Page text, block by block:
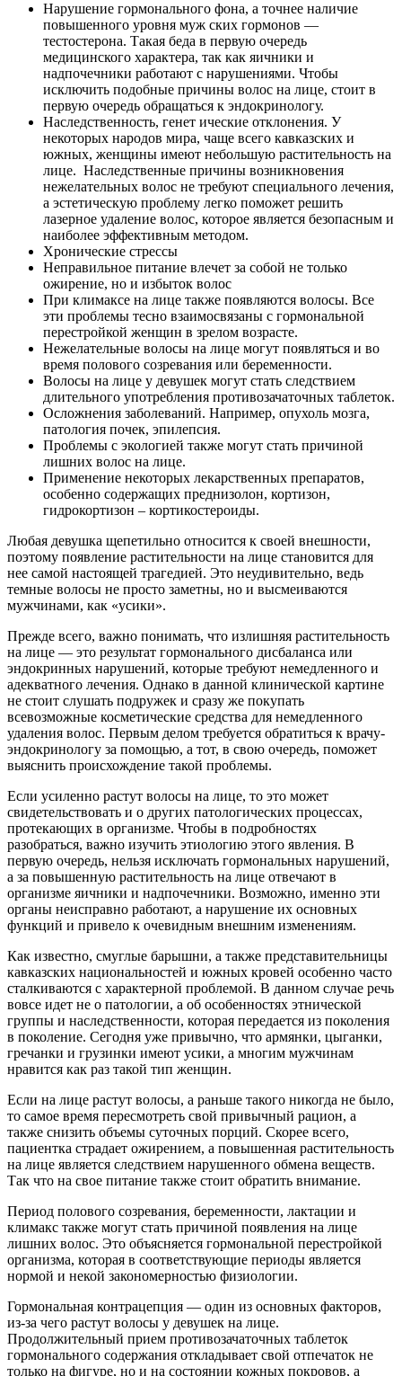
Нарушение гормонального фона, а точнее наличие
повышенного уровня муж ских гормонов —
тестостерона. Такая беда в первую очередь
медицинского характера, так как яичники и
надпочечники работают с нарушениями. Чтобы
исключить подобные причины волос на лице, стоит в
первую очередь обращаться к эндокринологу.
Наследственность, генет ические отклонения. У
некоторых народов мира, чаще всего кавказских и
южных, женщины имеют небольшую растительность на
лице. Наследственные причины возникновения
нежелательных волос не требуют специального лечения,
а эстетическую проблему легко поможет решить
лазерное удаление волос, которое является безопасным и
наиболее эффективным методом.
Хронические стрессы
Неправильное питание влечет за собой не только
ожирение, но и избыток волос
При климаксе на лице также появляются волосы. Все
эти проблемы тесно взаимосвязаны с гормональной
перестройкой женщин в зрелом возрасте.
Нежелательные волосы на лице могут появляться и во
время полового созревания или беременности.
Волосы на лице у девушек могут стать следствием
длительного употребления противозачаточных таблеток.
Осложнения заболеваний. Например, опухоль мозга,
патология почек, эпилепсия.
Проблемы с экологией также могут стать причиной
лишних волос на лице.
Применение некоторых лекарственных препаратов,
особенно содержащих преднизолон, кортизон,
гидрокортизон – кортикостероиды.
Любая девушка щепетильно относится к своей внешности,
поэтому появление растительности на лице становится для
нее самой настоящей трагедией. Это неудивительно, ведь
темные волосы не просто заметны, но и высмеиваются
мужчинами, как «усики».
Прежде всего, важно понимать, что излишняя растительность
на лице — это результат гормонального дисбаланса или
эндокринных нарушений, которые требуют немедленного и
адекватного лечения. Однако в данной клинической картине
не стоит слушать подружек и сразу же покупать
всевозможные косметические средства для немедленного
удаления волос. Первым делом требуется обратиться к врачу-
эндокринологу за помощью, а тот, в свою очередь, поможет
выяснить происхождение такой проблемы.
Если усиленно растут волосы на лице, то это может
свидетельствовать и о других патологических процессах,
протекающих в организме. Чтобы в подробностях
разобраться, важно изучить этиологию этого явления. В
первую очередь, нельзя исключать гормональных нарушений,
а за повышенную растительность на лице отвечают в
организме яичники и надпочечники. Возможно, именно эти
органы неисправно работают, а нарушение их основных
функций и привело к очевидным внешним изменениям.
Как известно, смуглые барышни, а также представительницы
кавказских национальностей и южных кровей особенно часто
сталкиваются с характерной проблемой. В данном случае речь
вовсе идет не о патологии, а об особенностях этнической
группы и наследственности, которая передается из поколения
в поколение. Сегодня уже привычно, что армянки, цыганки,
гречанки и грузинки имеют усики, а многим мужчинам
нравится как раз такой тип женщин.
Если на лице растут волосы, а раньше такого никогда не было,
то самое время пересмотреть свой привычный рацион, а
также снизить объемы суточных порций. Скорее всего,
пациентка страдает ожирением, а повышенная растительность
на лице является следствием нарушенного обмена веществ.
Так что на свое питание также стоит обратить внимание.
Период полового созревания, беременности, лактации и
климакс также могут стать причиной появления на лице
лишних волос. Это объясняется гормональной перестройкой
организма, которая в соответствующие периоды является
нормой и некой закономерностью физиологии.
Гормональная контрацепция — один из основных факторов,
из-за чего растут волосы у девушек на лице.
Продолжительный прием противозачаточных таблеток
гормонального содержания откладывает свой отпечаток не
только на фигуре, но и на состоянии кожных покровов, а